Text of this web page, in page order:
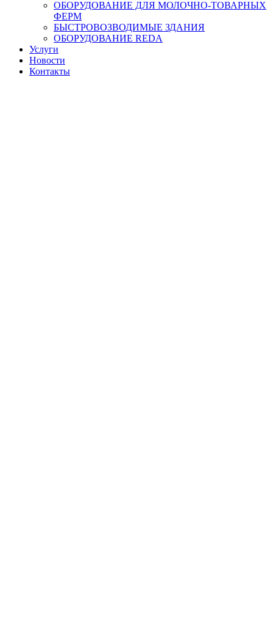
ОБОРУДОВАНИЕ ДЛЯ МОЛОЧНО-ТОВАРНЫХ
ФЕРМ
БЫСТРОВОЗВОДИМЫЕ ЗДАНИЯ
ОБОРУДОВАНИЕ REDA
Услуги
Новости
Контакты